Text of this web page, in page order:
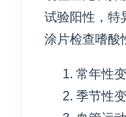
试验阳性，特
涂片检查嗜酸
常年性
季节性